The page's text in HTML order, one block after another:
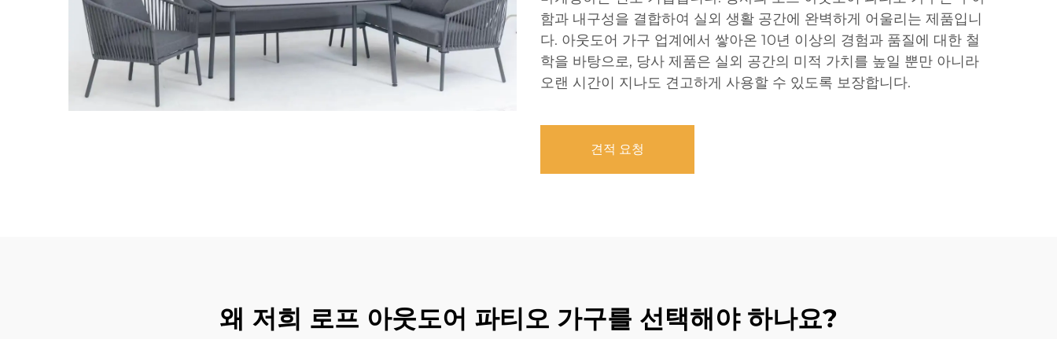
함과 내구성을 결합하여 실외 생활 공간에 완벽하게 어울리는 제품입니
다. 아웃도어 가구 업계에서 쌓아온 10년 이상의 경험과 품질에 대한 철
학을 바탕으로, 당사 제품은 실외 공간의 미적 가치를 높일 뿐만 아니라
오랜 시간이 지나도 견고하게 사용할 수 있도록 보장합니다.
견적 요청
왜 저희 로프 아웃도어 파티오 가구를 선택해야 하나요?